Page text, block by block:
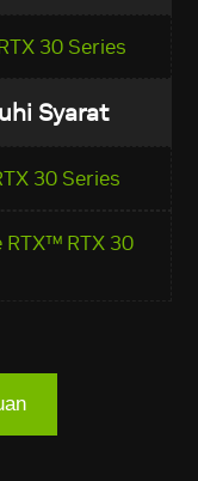
30 Series
Syarat
30 Series
RTX 30